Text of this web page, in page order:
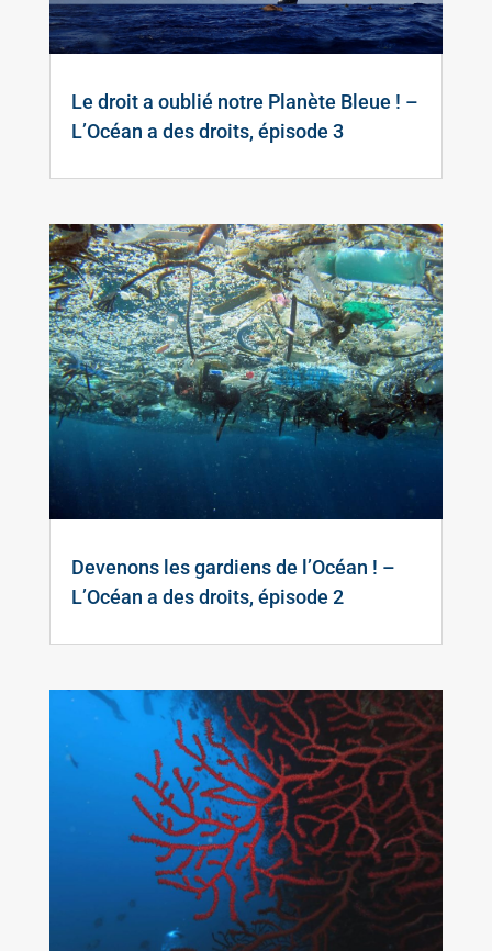
Le droit a oublié notre Planète Bleue ! –
L’Océan a des droits, épisode 3
Devenons les gardiens de l’Océan ! –
L’Océan a des droits, épisode 2